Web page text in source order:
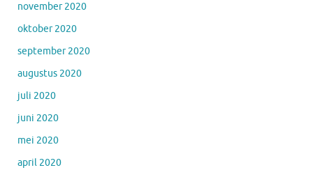
november 2020
oktober 2020
september 2020
augustus 2020
juli 2020
juni 2020
mei 2020
april 2020